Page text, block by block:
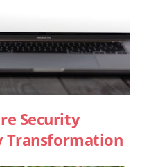
Security
Transformation